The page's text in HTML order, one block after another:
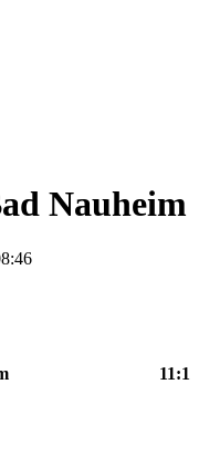
Nauheim
Nauheim 11:1